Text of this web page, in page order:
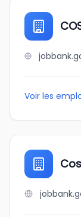
Voir les